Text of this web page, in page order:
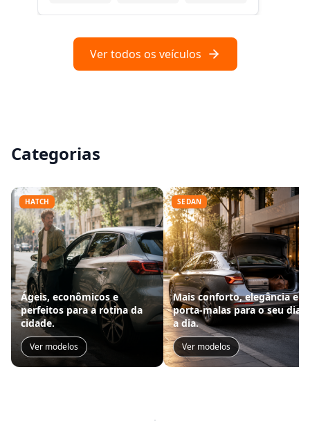
Ver todos os veículos
Categorias
HATCH
Ágeis, econômicos e
perfeitos para a rotina da
cidade.
Ver modelos
SEDAN
Mais conforto, elegância e
porta-malas para o seu dia
a dia.
Ver modelos